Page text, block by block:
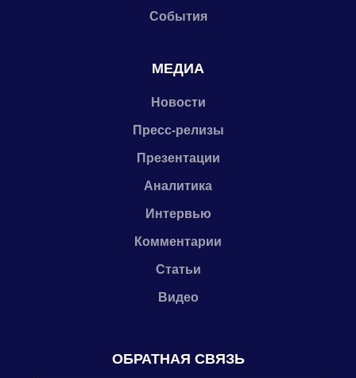
События
МЕДИА
Новости
Пресс-релизы
Презентации
Аналитика
Интервью
Комментарии
Статьи
Видео
ОБРАТНАЯ СВЯЗЬ